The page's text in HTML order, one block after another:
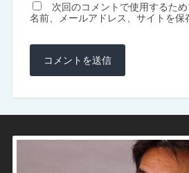
次回のコメントで使用するた
名前、メールアドレス、サイトを保